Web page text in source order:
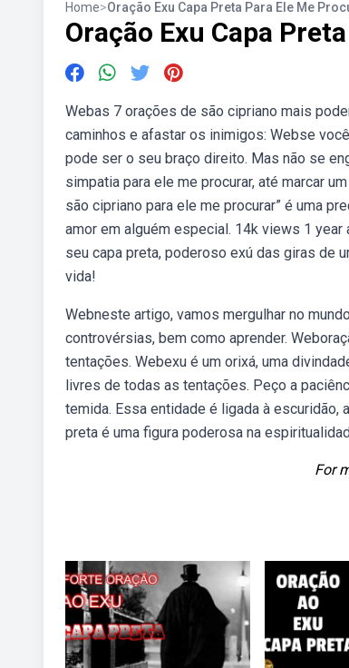
Home>Oração Exu Capa Preta Para Ele Me
Oração Exu Capa
Webas 7 orações de são cipriano mais
caminhos e afastar os inimigos: Webse
pode ser o seu braço direito. Mas não se
simpatia para ele me procurar, até marcar
são cipriano para ele me procurar” é uma
amor em alguém especial. 14k views 1
seu capa preta, poderoso exú das giras de
vida!
Webneste artigo, vamos mergulhar no
controvérsias, bem como aprender.
tentações. Webexu é um orixá, uma
livres de todas as tentações. Peço a
temida. Essa entidade é ligada à escuridão,
preta é uma figura poderosa na
For